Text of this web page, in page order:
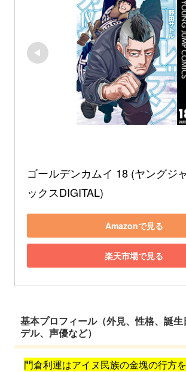
ゴールデンカムイ 18 (ヤングジ
ックスDIGITAL)
Amazonで見る
楽天市場で見る
基本プロフィール（外見、性格、誕
デル、声優など）
門倉利運はアイヌ民族の金塊の行方